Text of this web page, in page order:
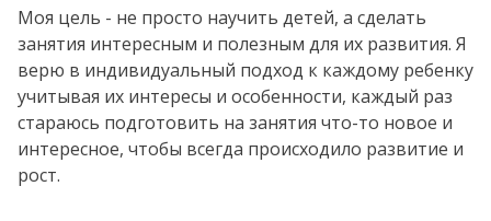
Моя цель - не просто научить детей, а сделать
занятия интересным и полезным для их развития. Я
верю в индивидуальный подход к каждому ребенку
учитывая их интересы и особенности, каждый раз
стараюсь подготовить на занятия что-то новое и
интересное, чтобы всегда происходило развитие и
рост.